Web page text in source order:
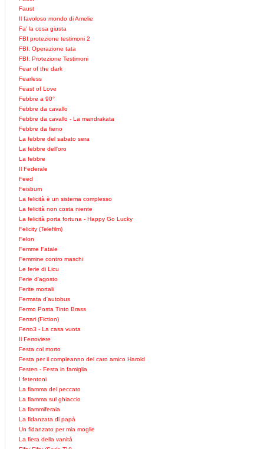
Faust
Il favoloso mondo di Amelie
Fa' la cosa giusta
FBI protezione testimoni 2
FBI: Operazione tata
FBI: Protezione Testimoni
Fear of the dark
Fearless
Feast of Love
Febbre a 90°
Febbre da cavallo
Febbre da cavallo - La mandrakata
Febbre da fieno
La febbre del sabato sera
La febbre dell'oro
La febbre
Il Federale
Feed
Feisbum
La felicità è un sistema complesso
La felicità non costa niente
La felicità porta fortuna - Happy Go Lucky
Felicity (Telefilm)
Felon
Femme Fatale
Femmine contro maschi
Le ferie di Licu
Ferie d'agosto
Ferite mortali
Fermata d'autobus
Fermo Posta Tinto Brass
Ferrari (Fiction)
Ferro3 - La casa vuota
Il Ferroviere
Festa col morto
Festa per il compleanno del caro amico Harold
Festen - Festa in famiglia
I fetentoni
La fiamma del peccato
La fiamma sul ghiaccio
La fiammiferaia
La fidanzata di papà
Un fidanzato per mia moglie
La fiera della vanità